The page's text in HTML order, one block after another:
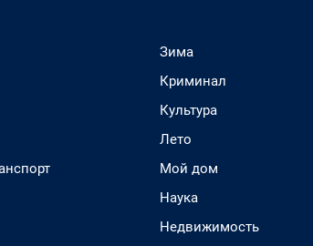
Зима
Криминал
Культура
Лето
Мой дом
Наука
Недвижимость